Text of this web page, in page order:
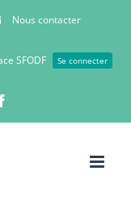
Nous contacter
SFODF Se connecter